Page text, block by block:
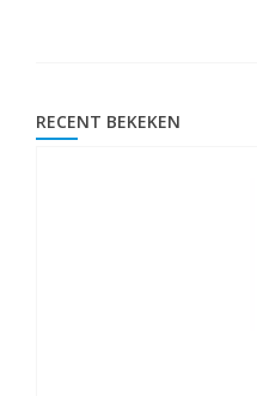
RECENT BEKEKEN